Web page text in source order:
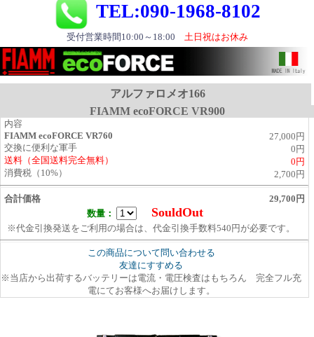
TEL:090-1968-8102
受付営業時間10:00～18:00 土日祝はお休み
アルファロメオ166
FIAMM ecoFORCE VR900
内容
FIAMM ecoFORCE VR760
27,000円
交換に便利な軍手
0円
送料（全国送料完全無料）
0円
消費税（10%）
2,700円
合計価格
29,700円
数量：
SouldOut
※代金引換発送をご利用の場合は、代金引換手数料540円が必要です。
この商品について問い合わせる
友達にすすめる
※当店から出荷するバッテリーは電流・電圧検査はもちろん 完全フル充
電にてお客様へお届けします。